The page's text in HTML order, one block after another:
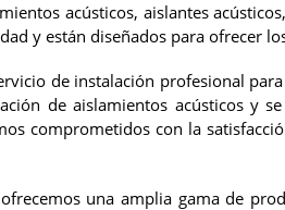
acústicos, aislantes
y están diseñados para ofrecer
de instalación profesional
de aislamientos acústicos y
comprometidos con la
una amplia gama de